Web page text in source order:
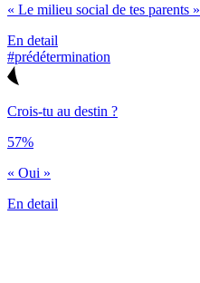
« Le milieu social de tes parents »
En detail
#prédétermination
Crois-tu au destin ?
57%
« Oui »
En detail